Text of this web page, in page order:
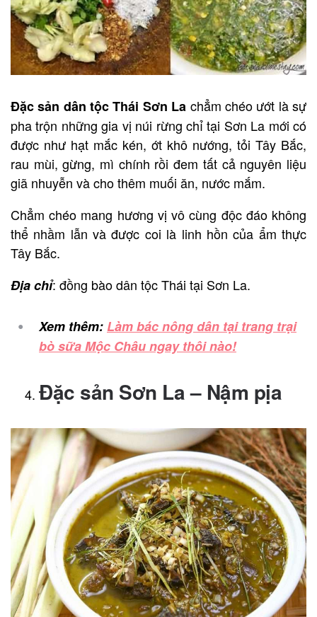
Đặc sản dân tộc Thái Sơn La chẳm chéo ướt là sự
pha trộn những gia vị núi rừng chỉ tại Sơn La mới có
được như hạt mắc kén, ớt khô nướng, tỏi Tây Bắc,
rau mùi, gừng, mì chính rồi đem tất cả nguyên liệu
giã nhuyễn và cho thêm muối ăn, nước mắm.
Chẳm chéo mang hương vị vô cùng độc đáo không
thể nhầm lẫn và được coi là linh hồn của ẩm thực
Tây Bắc.
Địa chỉ: đồng bào dân tộc Thái tại Sơn La.
Xem thêm:Làm bác nông dân tại trang trại
bò sữa Mộc Châu ngay thôi nào!
Đặc sản Sơn La – Nậm pịa